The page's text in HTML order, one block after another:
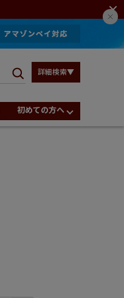
詳細検索▼
初めての方へ